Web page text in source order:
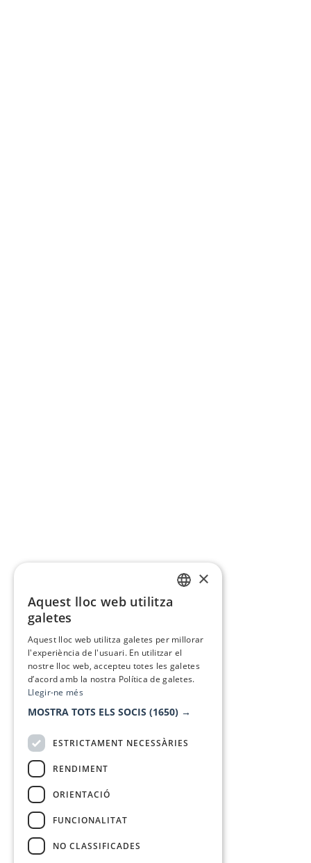
×
Aquest lloc web utilitza
galetes
Aquest lloc web utilitza galetes per millorar
l'experiència de l'usuari. En utilitzar el
nostre lloc web, accepteu totes les galetes
d’acord amb la nostra Política de galetes.
Llegir-ne més
MOSTRA TOTS ELS SOCIS (1650) →
ESTRICTAMENT NECESSÀRIES
RENDIMENT
ORIENTACIÓ
FUNCIONALITAT
NO CLASSIFICADES